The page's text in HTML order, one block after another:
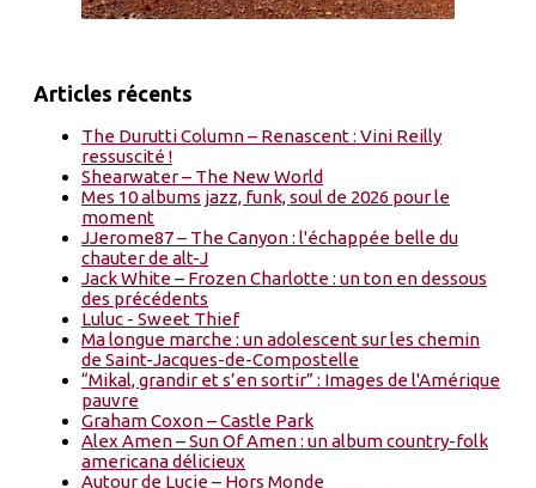
Articles récents
The Durutti Column – Renascent : Vini Reilly
ressuscité !
Shearwater – The New World
Mes 10 albums jazz, funk, soul de 2026 pour le
moment
JJerome87 – The Canyon : l'échappée belle du
chauter de alt-J
Jack White – Frozen Charlotte : un ton en dessous
des précédents
Luluc - Sweet Thief
Ma longue marche : un adolescent sur les chemin
de Saint-Jacques-de-Compostelle
“Mikal, grandir et s’en sortir” : Images de l'Amérique
pauvre
Graham Coxon – Castle Park
Alex Amen – Sun Of Amen : un album country-folk
americana délicieux
Autour de Lucie – Hors Monde